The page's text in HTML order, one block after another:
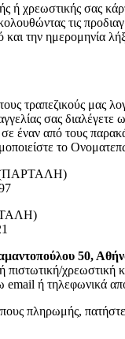
ή χρεωστικής σας
τις
την ημερομηνία
τραπεζικούς μας
σας
έναν από τους
το
(ΠΑΡΤΑΛΗ)
50,
πιστωτική/
ή τηλεφωνικά
πληρωμής, πατήστε